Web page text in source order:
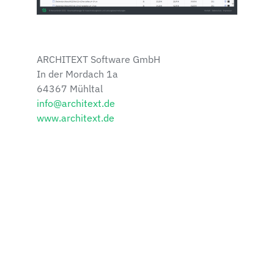
ARCHITEXT Software GmbH
In der Mordach 1a
64367 Mühltal
info@architext.de
www.architext.de